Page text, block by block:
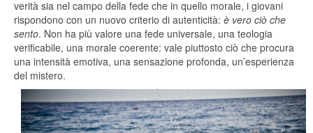
verità sia nel campo della fede che in quello morale, i giovani
rispondono con un nuovo criterio di autenticità: è vero ciò che
sento. Non ha più valore una fede universale, una teologia
verificabile, una morale coerente: vale piuttosto ciò che procura
una intensità emotiva, una sensazione profonda, un’esperienza
del mistero.